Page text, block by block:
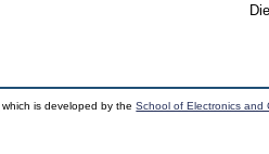
which is developed by theSchool of Electronics and